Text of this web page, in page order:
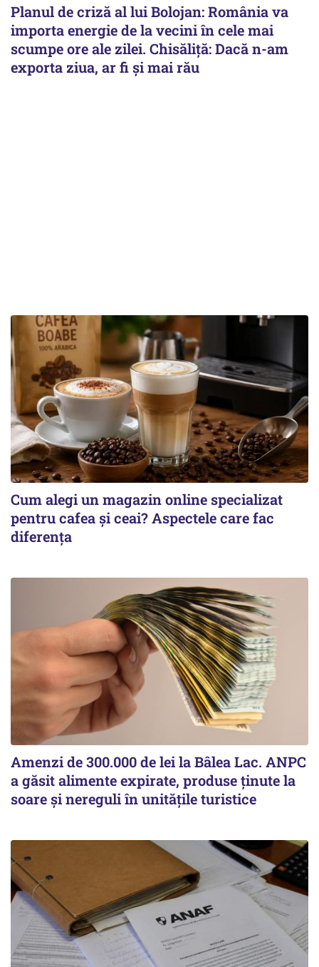
Planul de criză al lui Bolojan: România va
importa energie de la vecini în cele mai
scumpe ore ale zilei. Chisăliță: Dacă n-am
exporta ziua, ar fi și mai rău
Cum alegi un magazin online specializat
pentru cafea și ceai? Aspectele care fac
diferența
Amenzi de 300.000 de lei la Bâlea Lac. ANPC
a găsit alimente expirate, produse ținute la
soare și nereguli în unitățile turistice